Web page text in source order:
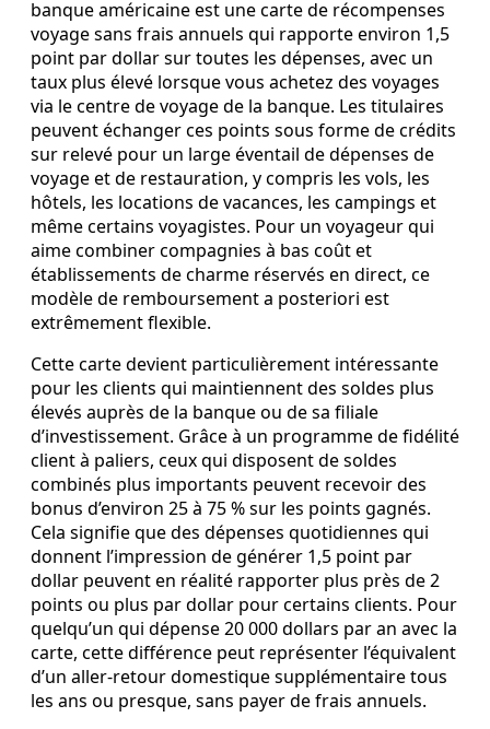
banque américaine est une carte de récompenses
voyage sans frais annuels qui rapporte environ 1,5
point par dollar sur toutes les dépenses, avec un
taux plus élevé lorsque vous achetez des voyages
via le centre de voyage de la banque. Les titulaires
peuvent échanger ces points sous forme de crédits
sur relevé pour un large éventail de dépenses de
voyage et de restauration, y compris les vols, les
hôtels, les locations de vacances, les campings et
même certains voyagistes. Pour un voyageur qui
aime combiner compagnies à bas coût et
établissements de charme réservés en direct, ce
modèle de remboursement a posteriori est
extrêmement flexible.
Cette carte devient particulièrement intéressante
pour les clients qui maintiennent des soldes plus
élevés auprès de la banque ou de sa filiale
d’investissement. Grâce à un programme de fidélité
client à paliers, ceux qui disposent de soldes
combinés plus importants peuvent recevoir des
bonus d’environ 25 à 75 % sur les points gagnés.
Cela signifie que des dépenses quotidiennes qui
donnent l’impression de générer 1,5 point par
dollar peuvent en réalité rapporter plus près de 2
points ou plus par dollar pour certains clients. Pour
quelqu’un qui dépense 20 000 dollars par an avec la
carte, cette différence peut représenter l’équivalent
d’un aller‑retour domestique supplémentaire tous
les ans ou presque, sans payer de frais annuels.